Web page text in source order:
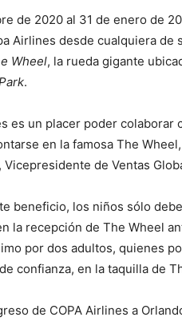
de 2020 al 31 de enero de
Airlines desde cualquiera
Wheel, la rueda gigante
.
es un placer poder
en la famosa The
de Ventas
beneficio, los niños sólo
la recepción de The Wheel
por dos adultos, quienes
confianza, en la taquilla de
de COPA Airlines a